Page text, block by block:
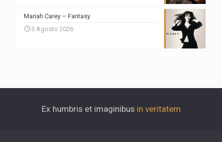
Mariah Carey – Fantasy
3 Agosto 2026
Ex humbris et imaginibus in veritatem